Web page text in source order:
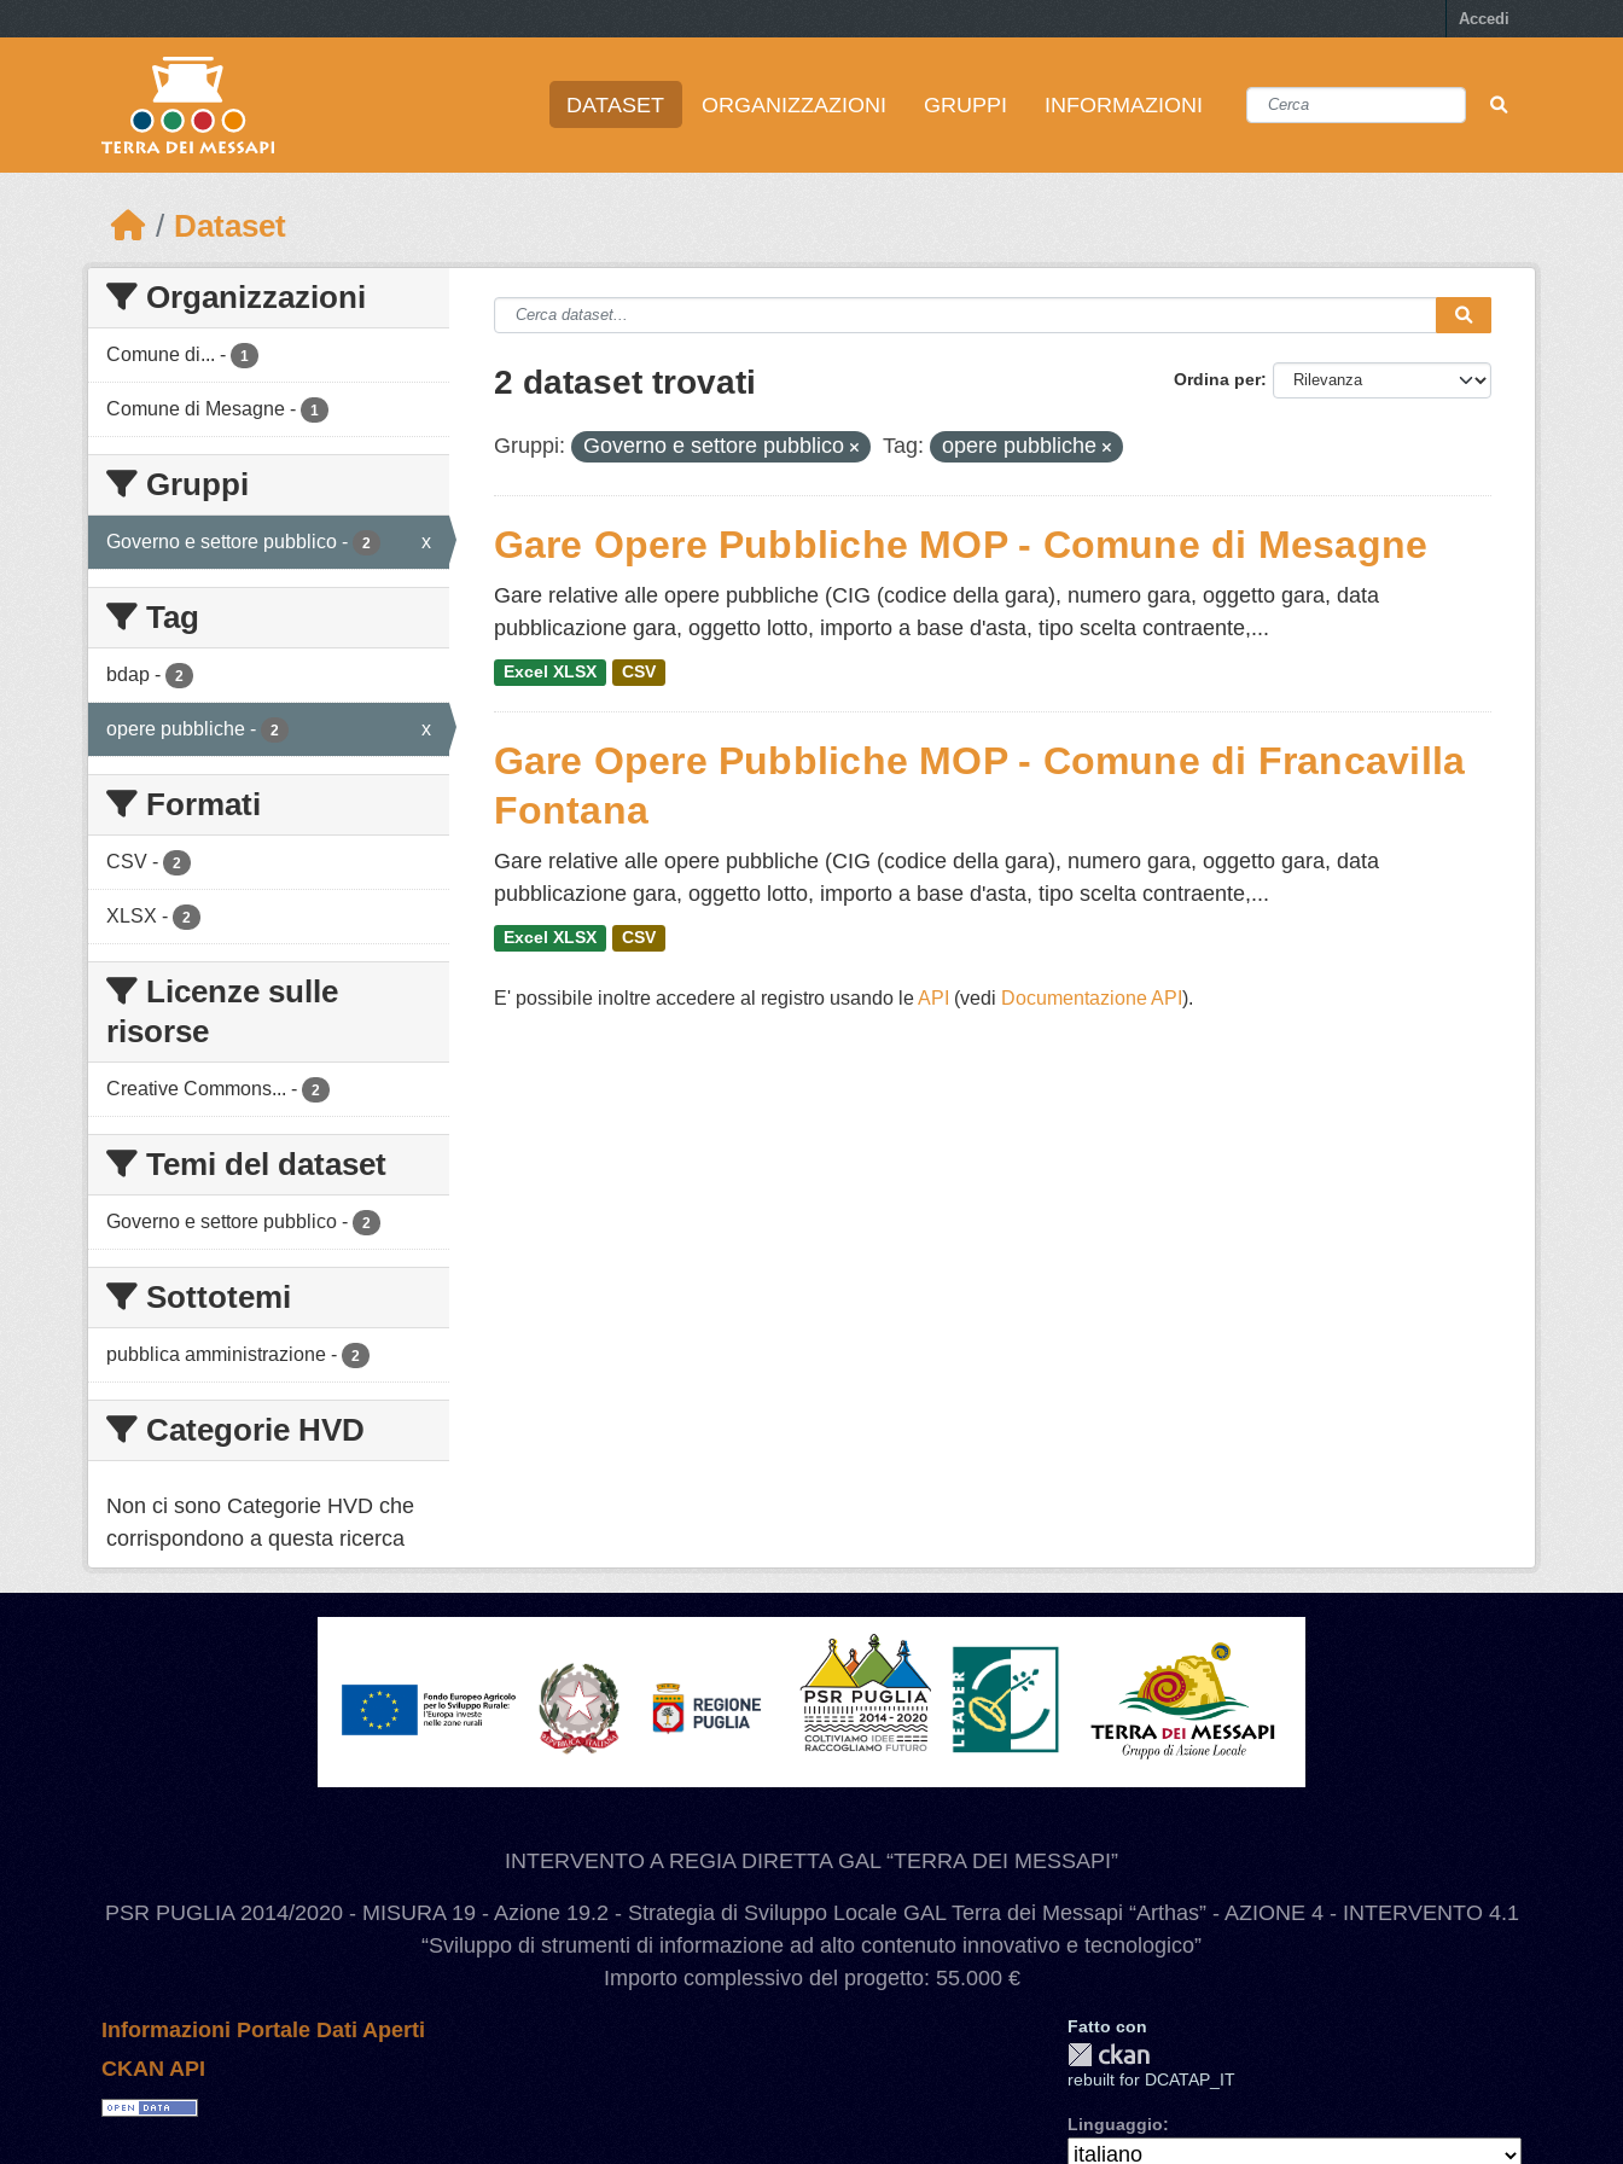
Accedi
DATASET ORGANIZZAZIONI GRUPPI INFORMAZIONI
Dataset
Organizzazioni
Comune di... - 1
Comune di Mesagne - 1
Gruppi
Governo e settore pubblico - 2 x
Tag
bdap - 2
opere pubbliche - 2 x
Formati
CSV - 2
XLSX - 2
Licenze sulle
risorse
Creative Commons... - 2
Temi del dataset
Governo e settore pubblico - 2
Sottotemi
pubblica amministrazione - 2
Categorie HVD
Non ci sono Categorie HVD che
corrispondono a questa ricerca
Ordina per
2 dataset trovati
Gruppi: Governo e settore pubblico Tag: opere pubbliche
Gare Opere Pubbliche MOP - Comune di Mesagne
Gare relative alle opere pubbliche (CIG (codice della gara), numero gara, oggetto gara, data
pubblicazione gara, oggetto lotto, importo a base d'asta, tipo scelta contraente,...
Excel XLSX CSV
Gare Opere Pubbliche MOP - Comune di Francavilla
Fontana
Gare relative alle opere pubbliche (CIG (codice della gara), numero gara, oggetto gara, data
pubblicazione gara, oggetto lotto, importo a base d'asta, tipo scelta contraente,...
Excel XLSX CSV
E' possibile inoltre accedere al registro usando leAPI (vedi Documentazione API ).
INTERVENTO A REGIA DIRETTA GAL “TERRA DEI MESSAPI”
PSR PUGLIA 2014/2020 - MISURA 19 - Azione 19.2 - Strategia di Sviluppo Locale GAL Terra dei Messapi “Arthas” - AZIONE 4 - INTERVENTO 4.1
“Sviluppo di strumenti di informazione ad alto contenuto innovativo e tecnologico”
Importo complessivo del progetto: 55.000 €
Informazioni Portale Dati Aperti
CKAN API
Fatto con
rebuilt for DCATAP_IT
Linguaggio